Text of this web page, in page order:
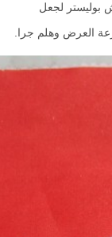
بوليستر لجعل
العرض وهلم جرا.